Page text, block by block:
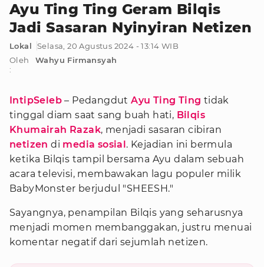
Ayu Ting Ting Geram Bilqis
Jadi Sasaran Nyinyiran Netizen
Lokal
Selasa, 20 Agustus 2024 - 13:14 WIB
Oleh
:
Wahyu Firmansyah
IntipSeleb – PedangdutAyu Ting Ting tidak
tinggal diam saat sang buah hati, Bilqis
Khumairah Razak, menjadi sasaran cibiran
netizen di media sosial. Kejadian ini bermula
ketika Bilqis tampil bersama Ayu dalam sebuah
acara televisi, membawakan lagu populer milik
BabyMonster berjudul "SHEESH."
Sayangnya, penampilan Bilqis yang seharusnya
menjadi momen membanggakan, justru menuai
komentar negatif dari sejumlah netizen.